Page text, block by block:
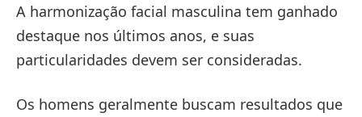
A harmonização facial masculina tem ganhado
destaque nos últimos anos, e suas
particularidades devem ser consideradas.
Os homens geralmente buscam resultados que